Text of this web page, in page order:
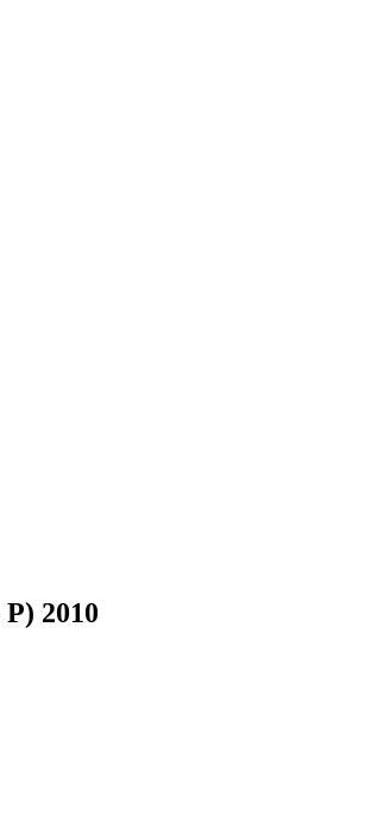
2010